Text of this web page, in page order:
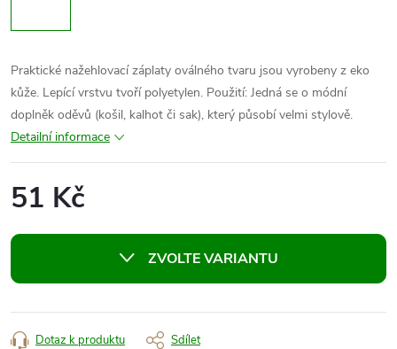
Praktické nažehlovací záplaty oválného tvaru jsou vyrobeny z eko
kůže. Lepící vrstvu tvoří polyetylen. Použití: Jedná se o módní
doplněk oděvů (košil, kalhot či sak), který působí velmi stylově.
Detailní informace
51 Kč
cena:
ZVOLTE VARIANTU
Dotaz k produktu Sdílet